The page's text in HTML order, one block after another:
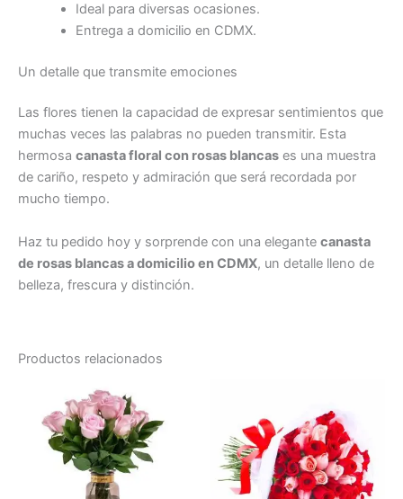
Ideal para diversas ocasiones.
Entrega a domicilio en CDMX.
Un detalle que transmite emociones
Las flores tienen la capacidad de expresar sentimientos que
muchas veces las palabras no pueden transmitir. Esta
hermosa canasta floral con rosas blancas es una muestra
de cariño, respeto y admiración que será recordada por
mucho tiempo.
Haz tu pedido hoy y sorprende con una elegante canasta
de rosas blancas a domicilio en CDMX, un detalle lleno de
belleza, frescura y distinción.
Productos relacionados